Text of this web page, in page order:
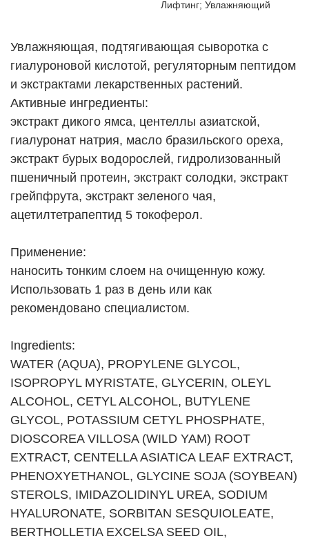
Лифтинг; Увлажняющий
Увлажняющая, подтягивающая сыворотка с
гиалуроновой кислотой, регуляторным пептидом
и экстрактами лекарственных растений.
Активные ингредиенты:
экстракт дикого ямса, центеллы азиатской,
гиалуронат натрия, масло бразильского ореха,
экстракт бурых водорослей, гидролизованный
пшеничный протеин, экстракт солодки, экстракт
грейпфрута, экстракт зеленого чая,
ацетилтетрапептид 5 токоферол.
Применение:
наносить тонким слоем на очищенную кожу.
Использовать 1 раз в день или как
рекомендовано специалистом.
Ingredients:
WATER (AQUA), PROPYLENE GLYCOL,
ISOPROPYL MYRISTATE, GLYCERIN, OLEYL
ALCOHOL, CETYL ALCOHOL, BUTYLENE
GLYCOL, POTASSIUM CETYL PHOSPHATE,
DIOSCOREA VILLOSA (WILD YAM) ROOT
EXTRACT, CENTELLA ASIATICA LEAF EXTRACT,
PHENOXYETHANOL, GLYCINE SOJA (SOYBEAN)
STEROLS, IMIDAZOLIDINYL UREA, SODIUM
HYALURONATE, SORBITAN SESQUIOLEATE,
BERTHOLLETIA EXCELSA SEED OIL,